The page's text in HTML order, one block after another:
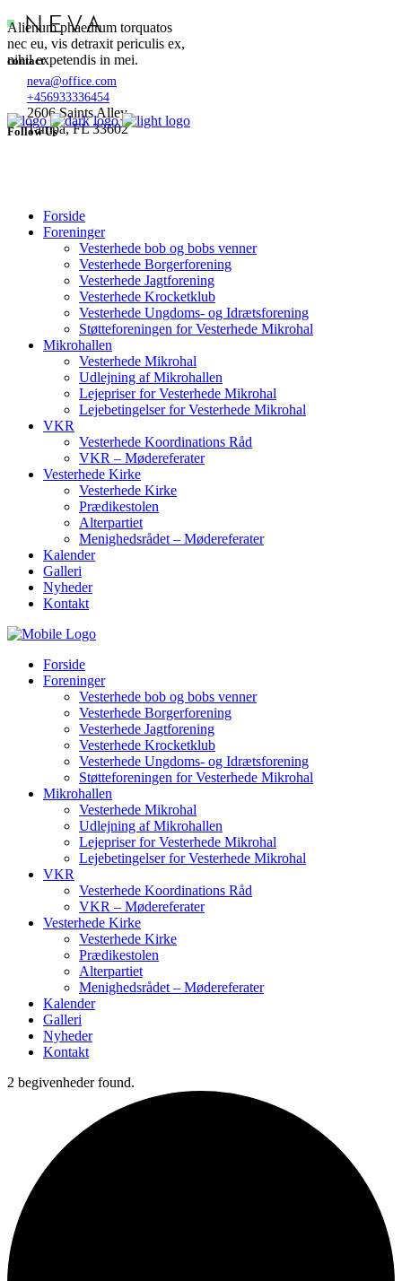
Alienum phaedrum torquatos
nec eu, vis detraxit periculis ex,
nihil expetendis in mei.
contact
neva@office.com
+456933336454
2606 Saints Alley
Tampa, FL 33602
Follow Us
Forside
Foreninger
Vesterhede bob og bobs venner
Vesterhede Borgerforening
Vesterhede Jagtforening
Vesterhede Krocketklub
Vesterhede Ungdoms- og Idrætsforening
Støtteforeningen for Vesterhede Mikrohal
Mikrohallen
Vesterhede Mikrohal
Udlejning af Mikrohallen
Lejepriser for Vesterhede Mikrohal
Lejebetingelser for Vesterhede Mikrohal
VKR
Vesterhede Koordinations Råd
VKR – Mødereferater
Vesterhede Kirke
Vesterhede Kirke
Prædikestolen
Alterpartiet
Menighedsrådet – Mødereferater
Kalender
Galleri
Nyheder
Kontakt
Forside
Foreninger
Vesterhede bob og bobs venner
Vesterhede Borgerforening
Vesterhede Jagtforening
Vesterhede Krocketklub
Vesterhede Ungdoms- og Idrætsforening
Støtteforeningen for Vesterhede Mikrohal
Mikrohallen
Vesterhede Mikrohal
Udlejning af Mikrohallen
Lejepriser for Vesterhede Mikrohal
Lejebetingelser for Vesterhede Mikrohal
VKR
Vesterhede Koordinations Råd
VKR – Mødereferater
Vesterhede Kirke
Vesterhede Kirke
Prædikestolen
Alterpartiet
Menighedsrådet – Mødereferater
Kalender
Galleri
Nyheder
Kontakt
2 begivenheder found.